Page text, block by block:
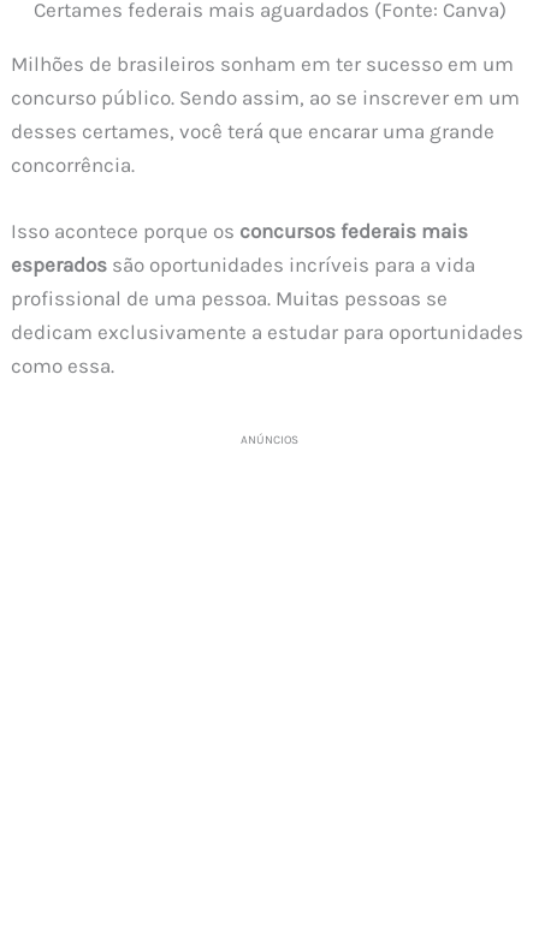
Certames federais mais aguardados (Fonte: Canva)
Milhões de brasileiros sonham em ter sucesso em um
concurso público. Sendo assim, ao se inscrever em um
desses certames, você terá que encarar uma grande
concorrência.
Isso acontece porque os concursos federais mais
esperados são oportunidades incríveis para a vida
profissional de uma pessoa. Muitas pessoas se
dedicam exclusivamente a estudar para oportunidades
como essa.
ANÚNCIOS